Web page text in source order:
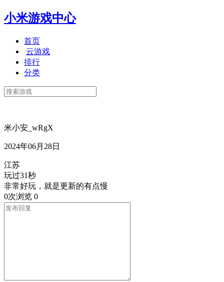
小米游戏中心
首页
云游戏
排行
分类
米小安_wRgX
2024年06月28日
江苏
玩过31秒
非常好玩，就是更新的有点慢
0次浏览 0